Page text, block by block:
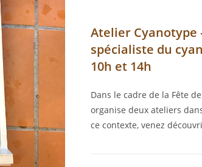
Atelier Cyanotype
spécialiste du
10h et 14h
Dans le cadre de la Fête
organise deux ateliers
ce contexte, venez